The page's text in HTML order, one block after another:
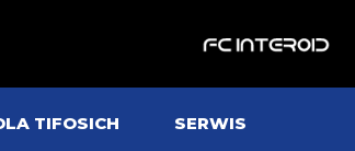
TIFOSICH SERWIS